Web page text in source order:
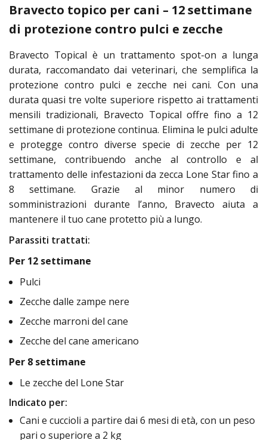
Bravecto topico per cani – 12 settimane
di protezione contro pulci e zecche
Bravecto Topical è un trattamento spot-on a lunga
durata, raccomandato dai veterinari, che semplifica la
protezione contro pulci e zecche nei cani. Con una
durata quasi tre volte superiore rispetto ai trattamenti
mensili tradizionali, Bravecto Topical offre fino a 12
settimane di protezione continua. Elimina le pulci adulte
e protegge contro diverse specie di zecche per 12
settimane, contribuendo anche al controllo e al
trattamento delle infestazioni da zecca Lone Star fino a
8 settimane. Grazie al minor numero di
somministrazioni durante l’anno, Bravecto aiuta a
mantenere il tuo cane protetto più a lungo.
Parassiti trattati:
Per 12 settimane
Pulci
Zecche dalle zampe nere
Zecche marroni del cane
Zecche del cane americano
Per 8 settimane
Le zecche del Lone Star
Indicato per:
Cani e cuccioli a partire dai 6 mesi di età, con un peso
pari o superiore a 2 kg